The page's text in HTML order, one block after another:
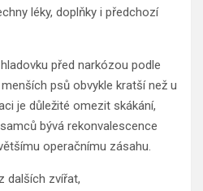
léky, doplňky i předchozí
před narkózou podle
psů obvykle kratší než u
je důležité omezit skákání,
bývá rekonvalescence
operačnímu zásahu.
dalších zvířat,